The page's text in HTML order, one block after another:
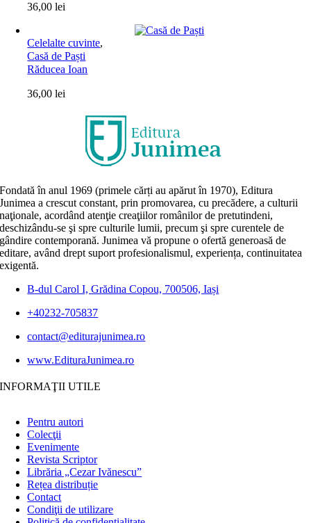
36,00lei
Celelalte cuvinte,
Casă de Paști
Răducea Ioan
36,00lei
Fondată în anul 1969 (primele cărți au apărut în 1970), Editura
Junimea a crescut constant, prin promovarea, cu precădere, a culturii
naţionale, acordând atenţie creaţiilor românilor de pretutindeni,
deschizându-se şi spre culturile lumii, precum şi spre curentele de
gândire contemporană. Junimea vă propune o ofertă generoasă de
editare, având drept suport profesionalismul, experiența, continuitatea
exigentă.
B-dul Carol I, Grădina Copou, 700506, Iași
+40232-705837
contact@editurajunimea.ro
www.EdituraJunimea.ro
INFORMAŢII UTILE
Pentru autori
Colecţii
Evenimente
Revista Scriptor
Librăria „Cezar Ivănescu”
Rețea distribuție
Contact
Condiţii de utilizare